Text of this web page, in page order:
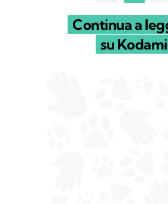
Continua a
su Kodami